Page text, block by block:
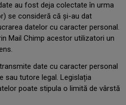
au fost deja colectate în urma
se consideră că și-au dat
datelor cu caracter personal.
Mail Chimp acestor utilizatori un
date cu caracter personal
sau tutore legal. Legislația
poate stipula o limită de vârstă